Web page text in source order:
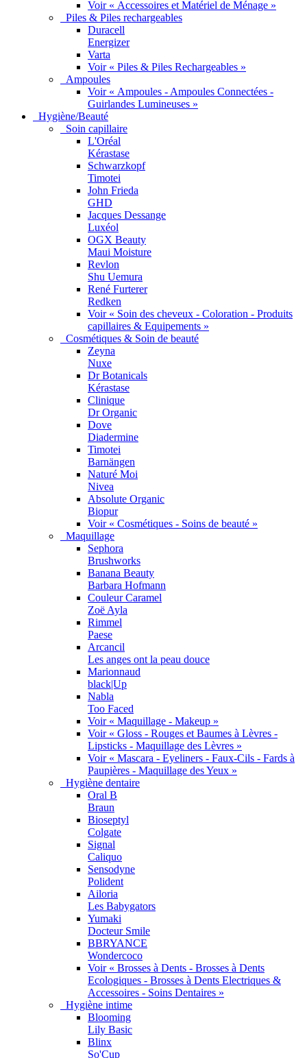
Voir « Accessoires et Matériel de Ménage »
Piles & Piles rechargeables
Duracell
Energizer
Varta
Voir « Piles & Piles Rechargeables »
Ampoules
Voir « Ampoules - Ampoules Connectées -
Guirlandes Lumineuses »
Hygiène/Beauté
Soin capillaire
L'Oréal
Kérastase
Schwarzkopf
Timotei
John Frieda
GHD
Jacques Dessange
Luxéol
OGX Beauty
Maui Moisture
Revlon
Shu Uemura
René Furterer
Redken
Voir « Soin des cheveux - Coloration - Produits
capillaires & Equipements »
Cosmétiques & Soin de beauté
Zeyna
Nuxe
Dr Botanicals
Kérastase
Clinique
Dr Organic
Dove
Diadermine
Timotei
Barnängen
Naturé Moi
Nivea
Absolute Organic
Biopur
Voir « Cosmétiques - Soins de beauté »
Maquillage
Sephora
Brushworks
Banana Beauty
Barbara Hofmann
Couleur Caramel
Zoë Ayla
Rimmel
Paese
Arcancil
Les anges ont la peau douce
Marionnaud
black|Up
Nabla
Too Faced
Voir « Maquillage - Makeup »
Voir « Gloss - Rouges et Baumes à Lèvres -
Lipsticks - Maquillage des Lèvres »
Voir « Mascara - Eyeliners - Faux-Cils - Fards à
Paupières - Maquillage des Yeux »
Hygiène dentaire
Oral B
Braun
Bioseptyl
Colgate
Signal
Caliquo
Sensodyne
Polident
Ailoria
Les Babygators
Yumaki
Docteur Smile
BBRYANCE
Wondercoco
Voir « Brosses à Dents - Brosses à Dents
Ecologiques - Brosses à Dents Electriques &
Accessoires - Soins Dentaires »
Hygiène intime
Blooming
Lily Basic
Blinx
So'Cup